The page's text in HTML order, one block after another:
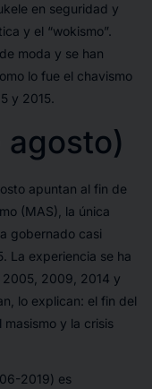
en seguridad y
y el “wokismo”.
moda y se han
lo fue el chavismo
y 2015.
agosto)
apuntan al fin de
(MAS), la única
gobernado casi
La experiencia se ha
2005, 2009, 2014 y
lo explican: el fin del
y la crisis
2019) es